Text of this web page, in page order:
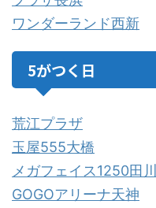
ワンダーランド西新
5がつく日
荒江プラザ
玉屋555大橋
メガフェイス1250田川
GOGOアリーナ天神